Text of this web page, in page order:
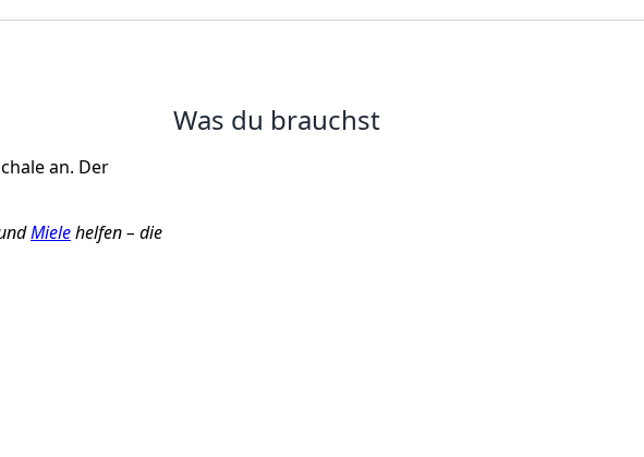
an. Der
Mielehelfen – die
Was du brauchst